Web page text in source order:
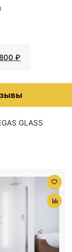
800 ₽
GLASS